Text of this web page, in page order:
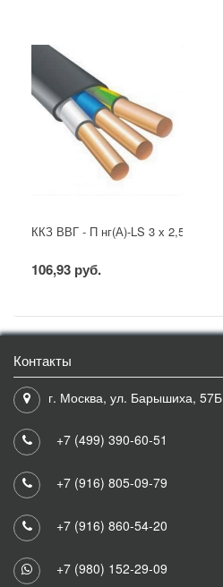
ККЗ ВВГ - П нг(А)-LS 3 х 2,5 ГОСТ
106,93 руб.
Контакты
г. Москва, ул. Барышиха, 57Б
+7 (499) 390-60-51
+7 (916) 805-09-79
+7 (916) 860-54-20
+7 (980) 152-29-09